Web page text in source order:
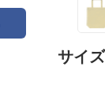
サイズ